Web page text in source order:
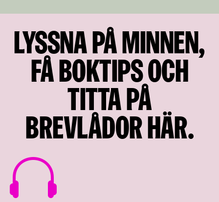
Lyssna på minnen,
få boktips och
titta på
brevlådor här.
